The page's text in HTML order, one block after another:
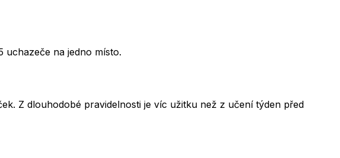
uchazeče na jedno místo.
Z dlouhodobé pravidelnosti je víc užitku než z učení týden před